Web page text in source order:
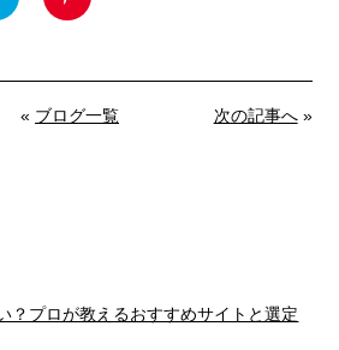
« ブログ一覧 次の記事へ»
？プロが教えるおすすめサイトと選定